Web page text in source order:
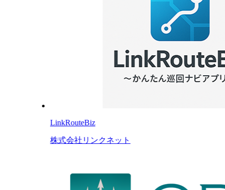
LinkRouteBiz
株式会社リンクネット